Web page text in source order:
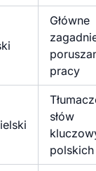
Główne
pracy
słów
polskich